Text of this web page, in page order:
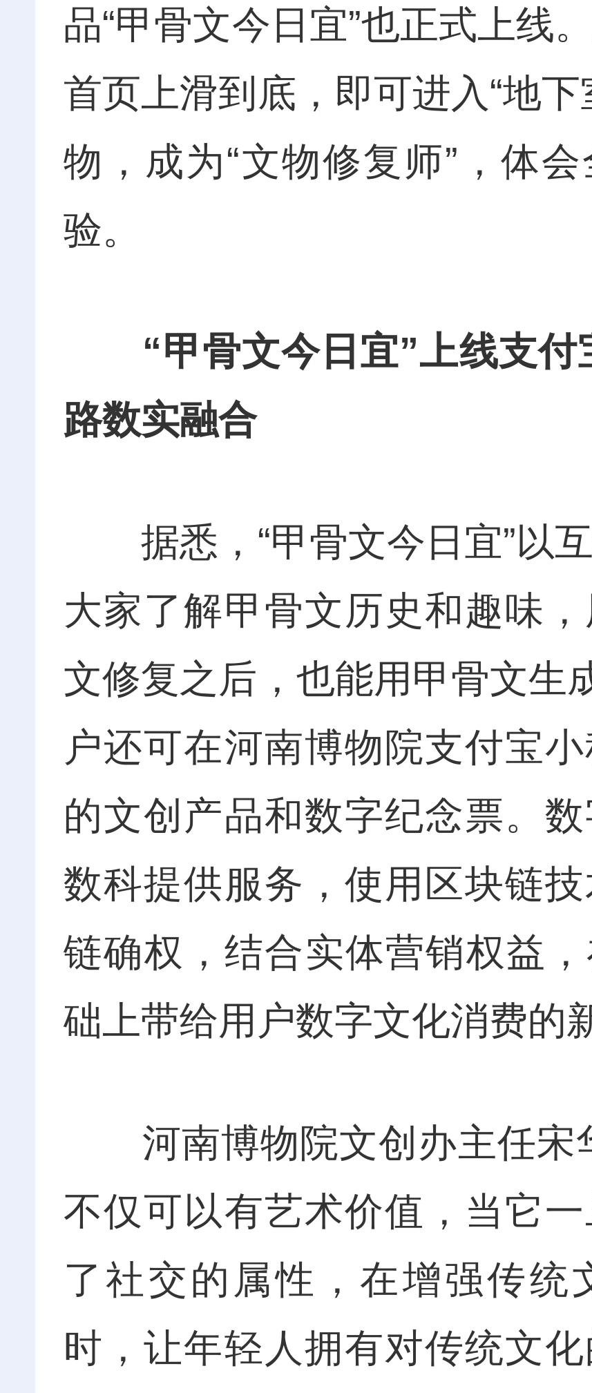
品“甲骨文今日宜”也正式上线
首页上滑到底，即可进入“地下
物，成为“文物修复师”，体
验。
“甲骨文今日宜”上线支付
路数实融合
据悉，“甲骨文今日宜”以
大家了解甲骨文历史和趣味
文修复之后，也能用甲骨文生
户还可在河南博物院支付宝
的文创产品和数字纪念票。
数科提供服务，使用区块链
链确权，结合实体营销权益
础上带给用户数字文化消费的
河南博物院文创办主任宋
不仅可以有艺术价值，当它
了社交的属性，在增强传统
时，让年轻人拥有对传统文